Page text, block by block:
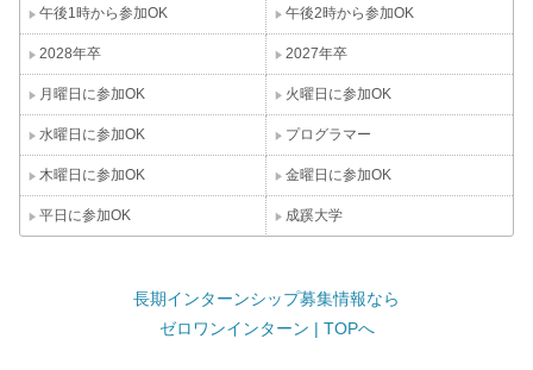
午後1時から参加OK 午後2時から参加OK
2028年卒 2027年卒
月曜日に参加OK 火曜日に参加OK
水曜日に参加OK プログラマー
木曜日に参加OK 金曜日に参加OK
平日に参加OK 成蹊大学
長期インターンシップ募集情報なら
ゼロワンインターン | TOPへ